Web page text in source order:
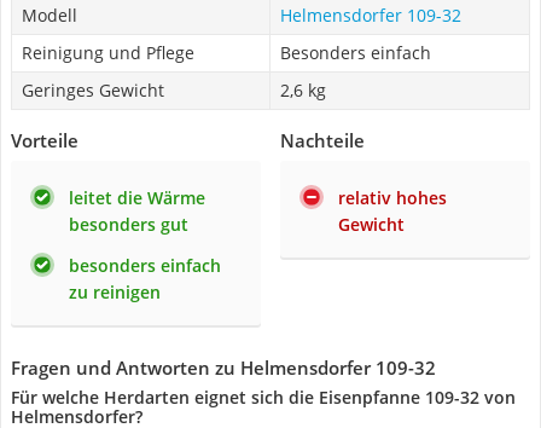
Modell
Helmensdorfer 109-32
Reinigung und Pflege
Besonders einfach
Geringes Gewicht
2,6 kg
Vorteile
leitet die Wärme
besonders gut
besonders einfach
zu reinigen
Nachteile
relativ hohes
Gewicht
Fragen und Antworten zu Helmensdorfer 109-32
Für welche Herdarten eignet sich die Eisenpfanne 109-32 von
Helmensdorfer?